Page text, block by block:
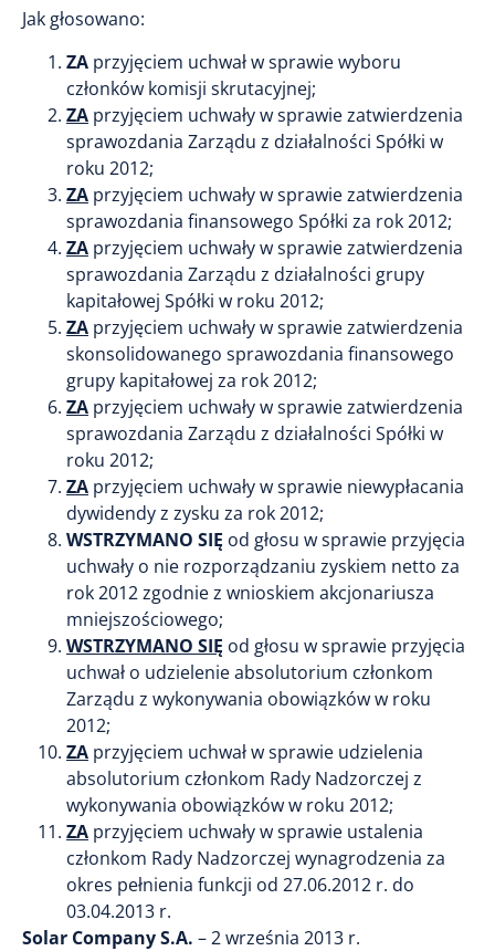
Jak głosowano:
ZA przyjęciem uchwał w sprawie wyboru
członków komisji skrutacyjnej;
ZA przyjęciem uchwały w sprawie zatwierdzenia
sprawozdania Zarządu z działalności Spółki w
roku 2012;
ZA przyjęciem uchwały w sprawie zatwierdzenia
sprawozdania finansowego Spółki za rok 2012;
ZA przyjęciem uchwały w sprawie zatwierdzenia
sprawozdania Zarządu z działalności grupy
kapitałowej Spółki w roku 2012;
ZA przyjęciem uchwały w sprawie zatwierdzenia
skonsolidowanego sprawozdania finansowego
grupy kapitałowej za rok 2012;
ZA przyjęciem uchwały w sprawie zatwierdzenia
sprawozdania Zarządu z działalności Spółki w
roku 2012;
ZA przyjęciem uchwały w sprawie niewypłacania
dywidendy z zysku za rok 2012;
WSTRZYMANO SIĘ od głosu w sprawie przyjęcia
uchwały o nie rozporządzaniu zyskiem netto za
rok 2012 zgodnie z wnioskiem akcjonariusza
mniejszościowego;
WSTRZYMANO SIĘ od głosu w sprawie przyjęcia
uchwał o udzielenie absolutorium członkom
Zarządu z wykonywania obowiązków w roku
2012;
ZA przyjęciem uchwał w sprawie udzielenia
absolutorium członkom Rady Nadzorczej z
wykonywania obowiązków w roku 2012;
ZA przyjęciem uchwały w sprawie ustalenia
członkom Rady Nadzorczej wynagrodzenia za
okres pełnienia funkcji od 27.06.2012 r. do
03.04.2013 r.
Solar Company S.A. – 2 września 2013 r.